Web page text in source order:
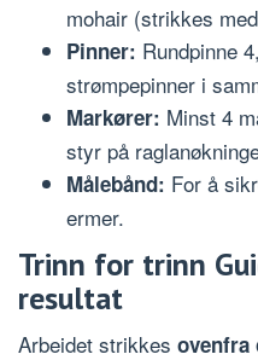
mohair (strikkes
Pinner: Rundpinne
strømpepinner i
Markører: Minst 4
styr på
Målebånd: For å
ermer.
Trinn for trinn
resultat
Arbeidet strikkes ovenfra